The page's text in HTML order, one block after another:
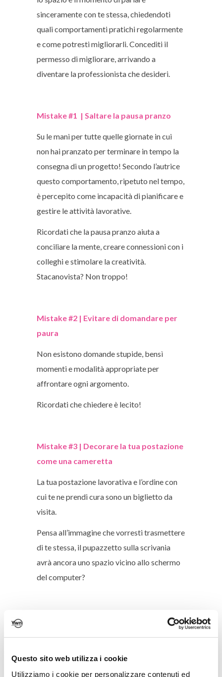
Questo sito web utilizza i cookie
Utilizziamo i cookie per personalizzare contenuti ed
sinceramente con te stessa, chiedendoti
quali comportamenti pratichi regolarmente
e come potresti migliorarli. Concediti il
permesso di migliorare, arrivando a
diventare la professionista che desideri.
Mistake #1 | Saltare la pausa pranzo
Su le mani per tutte quelle giornate in cui
non hai pranzato per terminare in tempo la
consegna di un progetto! Secondo l’autrice
questo comportamento, ripetuto nel tempo,
è percepito come incapacità di pianificare e
gestire le attività lavorative.
Ricordati che la pausa pranzo aiuta a
conciliare la mente, creare connessioni con i
colleghi e stimolare la creatività.
Stacanovista? Non troppo!
Mistake #2 | Evitare di domandare per
paura
Non esistono domande stupide, bensì
momenti e modalità appropriate per
affrontare ogni argomento.
Ricordati che chiedere è lecito!
Mistake #3 | Decorare la tua postazione
come una cameretta
La tua postazione lavorativa e l’ordine con
cui te ne prendi cura sono un biglietto da
visita.
Pensa all’immagine che vorresti trasmettere
di te stessa, il pupazzetto sulla scrivania
avrà ancora uno spazio vicino allo schermo
del computer?
Mistake #4 | Stringere la mano senza
Una presentazione vincente passa anche
attraverso una stretta di mano decisa,